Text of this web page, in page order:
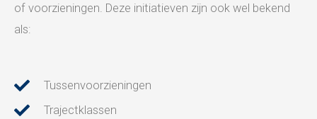
of voorzieningen. Deze initiatieven zijn ook wel bekend
als:
Tussenvoorzieningen
Trajectklassen